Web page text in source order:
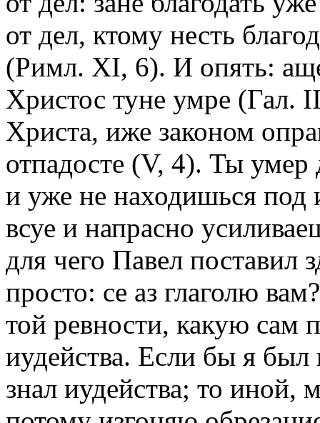
от дел, ктому несть
(Римл. XI, 6). И опять:
Христос туне умре (Гал.
Христа, иже законом
отпадосте (V, 4). Ты умер
и уже не находишься
всуе и напрасно
для чего Павел поставил
просто: се аз глаголю
той ревности, какую сам
иудейства. Если бы я был
знал иудейства; то иной,